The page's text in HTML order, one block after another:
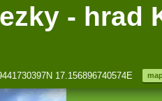
- hrad
17.156896740574E